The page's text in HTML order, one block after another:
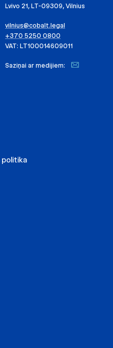
Lvivo 21, LT-09309, Vilnius
vilnius@cobalt.legal
+370 5250 0800
VAT: LT100014609011
Saziņai ar medijiem:
politika